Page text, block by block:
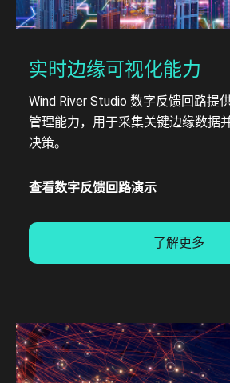
实时边缘可视化能力
Wind River Studio 数字反馈回路提
管理能力，用于采集关键边缘数据
决策。
查看数字反馈回路演示
了解更多